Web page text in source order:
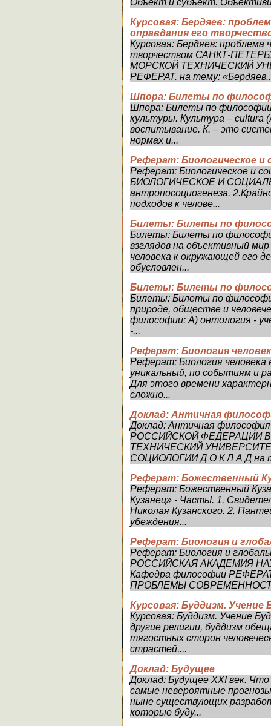
Курсовая: Бердяев:
оправдания его
Курсовая: Бердяев: проблема
творчеством САНКТ-
МОРСКОЙ ТЕХНИЧЕСКИЙ
РЕФЕРАТ. на тему:
Шпора: Билеты по
Шпора: Билеты по
культуры. Культура – cultura
воспитывание. К. – это
нормах и...
Реферат: Биологическое и
Реферат: Биологическое и
БИОЛОГИЧЕСКОЕ И
антропосоциогенеза.
подходов к челове...
Билеты: Билеты по
Билеты: Билеты по
взглядов на объективный
человека к окружающей его
обусловлен...
Билеты: Билеты по
Билеты: Билеты по
природе, обществе и
философии: А) онтология -
-...
Реферат: Биология
Реферат: Биология
уникальный, по событиям и
Для этого времени
сложно...
Доклад: Античная
Доклад: Античная
РОССИЙСКОЙ ФЕДЕРАЦИИ
ТЕХНИЧЕСКИЙ
СОЦИОЛОГИИ Д О К Л А Д на
Реферат: Божественный
Реферат: Божественный
Кузанец» - ЧастьI. 1.
Николая Кузанского. 2.
убеждения...
Реферат: Биология и
Реферат: Биология и
РОССИЙСКАЯ АКАДЕМИЯ
Кафедра философии
ПРОБЛЕМЫ
Курсовая: Буддизм. Учение
Курсовая: Буддизм. Учение
другие религии, буддизм
тягостных сторон
страстей,...
Доклад: Будущее
Доклад: Будущее XXI век.
самые невероятные
ныне существующих
которые буду...